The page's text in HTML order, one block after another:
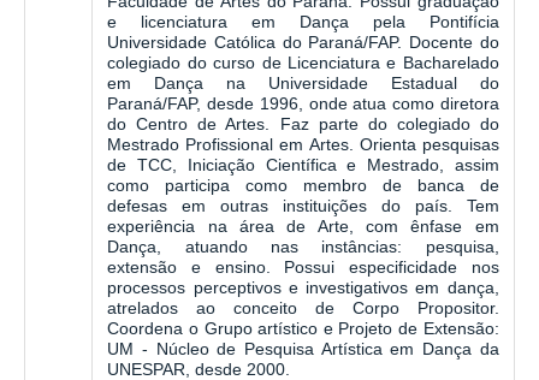
e licenciatura em Dança pela Pontifícia
Universidade Católica do Paraná/FAP. Docente do
colegiado do curso de Licenciatura e Bacharelado
em Dança na Universidade Estadual do
Paraná/FAP, desde 1996, onde atua como diretora
do Centro de Artes. Faz parte do colegiado do
Mestrado Profissional em Artes. Orienta pesquisas
de TCC, Iniciação Científica e Mestrado, assim
como participa como membro de banca de
defesas em outras instituições do país. Tem
experiência na área de Arte, com ênfase em
Dança, atuando nas instâncias: pesquisa,
extensão e ensino. Possui especificidade nos
processos perceptivos e investigativos em dança,
atrelados ao conceito de Corpo Propositor.
Coordena o Grupo artístico e Projeto de Extensão:
UM - Núcleo de Pesquisa Artística em Dança da
UNESPAR, desde 2000.